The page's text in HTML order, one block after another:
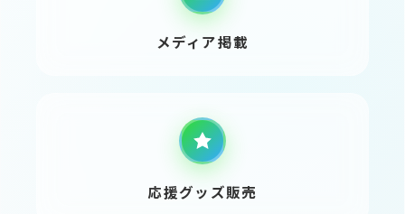
メディア掲載
応援グッズ販売